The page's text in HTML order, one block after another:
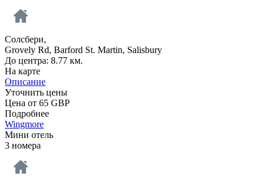
Солсбери,
Grovely Rd, Barford St. Martin, Salisbury
До центра: 8.77 км.
На карте
Описание
Уточнить цены
Цена от 65 GBP
Подробнее
Wingmore
Мини отель
3 номера